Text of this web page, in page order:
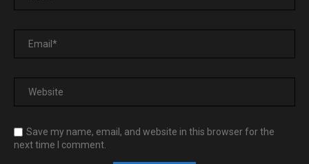
Save my name, email, and website in this browser for the
next time I comment.